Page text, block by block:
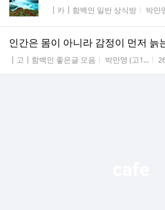
게시판명
┃카┃함백인 일반 상식방 작성
박만
인간은 몸이 아니라 감정이 먼저 늙
게시판명
┃고┃함백인 좋은글 모음 작성자
박만영 (고1...